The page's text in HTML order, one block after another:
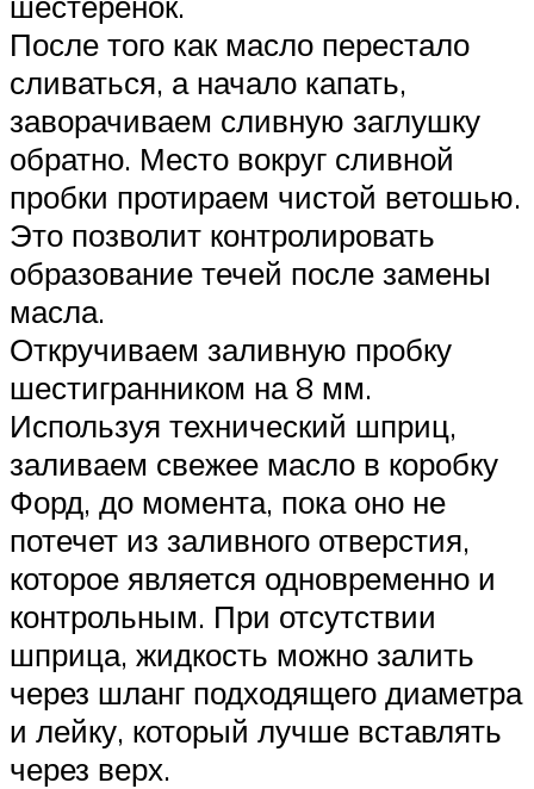
После того как масло перестало
сливаться, а начало капать,
заворачиваем сливную заглушку
обратно. Место вокруг сливной
пробки протираем чистой ветошью.
Это позволит контролировать
образование течей после замены
масла.
Откручиваем заливную пробку
шестигранником на 8 мм.
Используя технический шприц,
заливаем свежее масло в коробку
Форд, до момента, пока оно не
потечет из заливного отверстия,
которое является одновременно и
контрольным. При отсутствии
шприца, жидкость можно залить
через шланг подходящего диаметра
и лейку, который лучше вставлять
через верх.